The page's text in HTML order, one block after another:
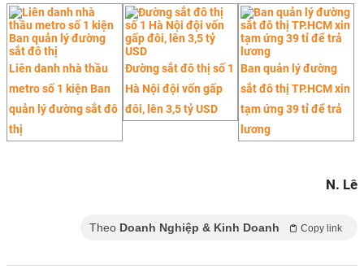
Liên danh nhà thầu
metro số 1 kiện Ban
quản lý đường sắt đô
thị
Đường sắt đô thị số 1
Hà Nội đội vốn gấp
đôi, lên 3,5 tỷ USD
Ban quản lý đường
sắt đô thị TP.HCM xin
tạm ứng 39 tỉ để trả
lương
N. Lê
Theo Doanh Nghiệp & Kinh Doanh Copy link